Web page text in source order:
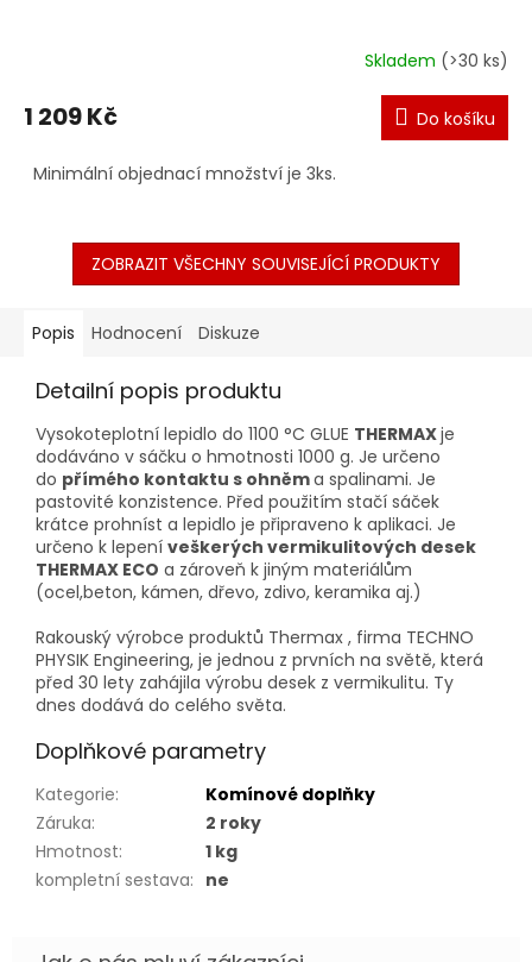
Skladem (>30 ks)
1 209 Kč Do košíku
Minimální objednací množství je 3ks.
ZOBRAZIT VŠECHNY SOUVISEJÍCÍ PRODUKTY
Popis Hodnocení Diskuze
Detailní popis produktu
Vysokoteplotní lepidlo do 1100 °C GLUE THERMAXje
dodáváno v sáčku o hmotnosti 1000 g. Je určeno
do přímého kontaktu s ohněma spalinami. Je
pastovité konzistence. Před použitím stačí sáček
krátce prohníst a lepidlo je připraveno k aplikaci. Je
určeno k lepení veškerých vermikulitových desek
THERMAX ECO a zároveň k jiným materiálům
(ocel,beton, kámen, dřevo, zdivo, keramika aj.)
Rakouský výrobce produktů Thermax , firma TECHNO
PHYSIK Engineering, je jednou z prvních na světě, která
před 30 lety zahájila výrobu desek z vermikulitu. Ty
dnes dodává do celého světa.
Doplňkové parametry
Kategorie:
Komínové doplňky
Záruka:
2 roky
Hmotnost:
1 kg
kompletní sestava: ne